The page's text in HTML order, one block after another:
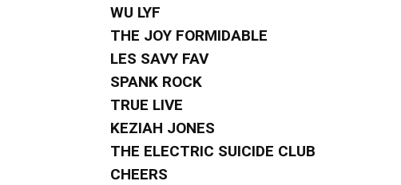
WU LYF
THE JOY FORMIDABLE
LES SAVY FAV
SPANK ROCK
TRUE LIVE
KEZIAH JONES
THE ELECTRIC SUICIDE CLUB
CHEERS